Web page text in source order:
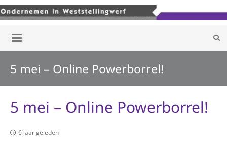
5 mei – Online Powerborrel!
5 mei – Online Powerborrel!
6 jaar geleden